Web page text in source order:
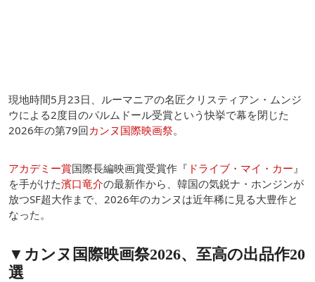
現地時間5月23日、ルーマニアの名匠クリスティアン・ムンジ
ウによる2度目のパルムドール受賞という快挙で幕を閉じた
2026年の第79回カンヌ国際映画祭。
アカデミー賞国際長編映画賞受賞作『 ドライブ・マイ・カー 』
を手がけた濱口竜介の最新作から、韓国の気鋭ナ・ホンジンが
放つSF超大作まで、2026年のカンヌは近年稀に見る大豊作と
なった。
▼カンヌ国際映画祭2026、至高の出品作20
選